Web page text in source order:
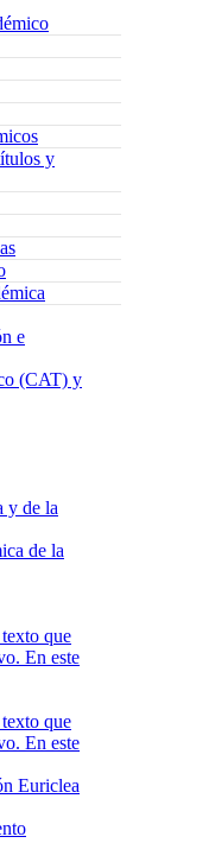
y
e
(CAT) y
y de la
de la
Euriclea